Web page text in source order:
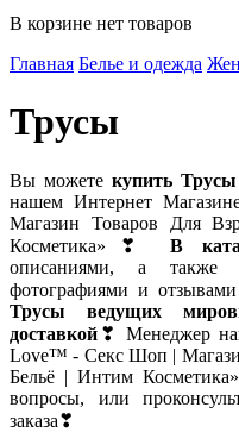
В корзине нет товаров
Главная Белье и одежда
Трусы
Вы можетекупить Трусы
нашем Интернет
Магазин Товаров Для
Косметика»❣ В
описаниями, а также
фотографиями и
Трусы ведущих
доставкой ❣ Менеджер
Love™ - Секс Шоп |
Бельё | Интим
вопросы, или
заказа❣